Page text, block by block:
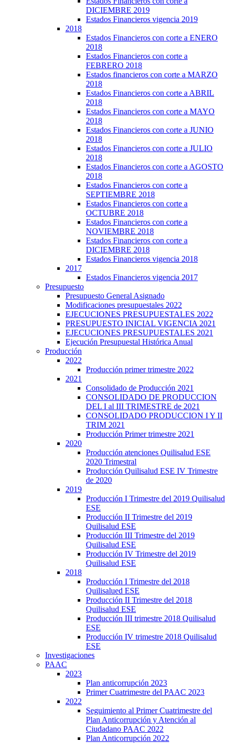
DICIEMBRE 2019
Estados Financieros vigencia 2019
2018
Estados Financieros con corte a ENERO
2018
Estados Financieros con corte a
FEBRERO 2018
Estados financieros con corte a MARZO
2018
Estados Financieros con corte a ABRIL
2018
Estados Financieros con corte a MAYO
2018
Estados Financieros con corte a JUNIO
2018
Estados Financieros con corte a JULIO
2018
Estados Financieros con corte a AGOSTO
2018
Estados Financieros con corte a
SEPTIEMBRE 2018
Estados Financieros con corte a
OCTUBRE 2018
Estados Financieros con corte a
NOVIEMBRE 2018
Estados Financieros con corte a
DICIEMBRE 2018
Estados Financieros vigencia 2018
2017
Estados Financieros vigencia 2017
Presupuesto
Presupuesto General Asignado
Modificaciones presupuestales 2022
EJECUCIONES PRESUPUESTALES 2022
PRESUPUESTO INICIAL VIGENCIA 2021
EJECUCIONES PRESUPUESTALES 2021
Ejecución Presupuestal Histórica Anual
Producción
2022
Producción primer trimestre 2022
2021
Consolidado de Producción 2021
CONSOLIDADO DE PRODUCCION
DEL I al III TRIMESTRE de 2021
CONSOLIDADO PRODUCCION I Y II
TRIM 2021
Producción Primer trimestre 2021
2020
Producción atenciones Quilisalud ESE
2020 Trimestral
Producción Quilisalud ESE IV Trimestre
de 2020
2019
Producción I Trimestre del 2019 Quilisalud
ESE
Producción II Trimestre del 2019
Quilisalud ESE
Producción III Trimestre del 2019
Quilisalud ESE
Producción IV Trimestre del 2019
Quilisalud ESE
2018
Producción I Trimestre del 2018
Quilisalued ESE
Producción II Trimestre del 2018
Quilisalud ESE
Producción III trimestre 2018 Quilisalud
ESE
Producción IV trimestre 2018 Quilisalud
ESE
Investigaciones
PAAC
2023
Plan anticorrupción 2023
Primer Cuatrimestre del PAAC 2023
2022
Seguimiento al Primer Cuatrimestre del
Plan Anticorrupción y Atención al
Ciudadano PAAC 2022
Plan Anticorrupción 2022